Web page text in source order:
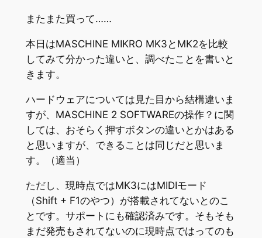
またまた買って……
本日はMASCHINE MIKRO MK3とMK2を比較
してみて分かった違いと、調べたことを書いと
きます。
ハードウェアについては見た目から結構違いま
すが、MASCHINE 2 SOFTWAREの操作？に関
しては、おそらく押すボタンの違いとかはある
と思いますが、できることは同じだと思いま
す。（適当）
ただし、現時点ではMK3にはMIDIモード
（Shift + F1のやつ）が搭載されてないとのこ
とです。サポートにも確認済みです。そもそも
まだ発売もされてないのに現時点ではってのも